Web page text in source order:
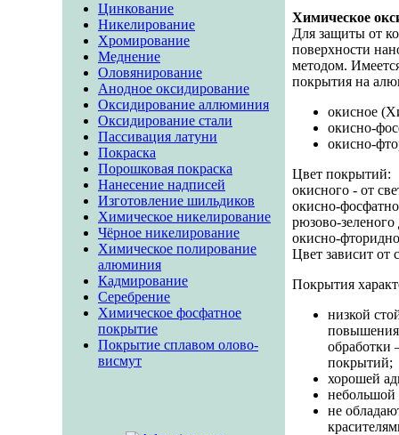
Цинкование
Никелирование
Хромирование
Меднение
Оловянирование
Анодное оксидирование
Оксидирование аллюминия
Оксидирование стали
Пассивация латуни
Покраска
Порошковая покраска
Нанесение надписей
Изготовление шильдиков
Химическое никелирование
Чёрное никелирование
Химическое полирование
алюминия
Кадмирование
Серебрение
Химическое фосфатное
покрытие
Покрытие сплавом олово-
висмут
Химическое
Для защиты от
поверхности
методом.
покрытия на
окисное
окисно-
окисно-
Цвет покрытий:
окисного - от
окисно-
рюзово-
окисно-
Цвет зависит от
Покрытия
низкой
повышения
обработки
покрытий;
хорошей
не